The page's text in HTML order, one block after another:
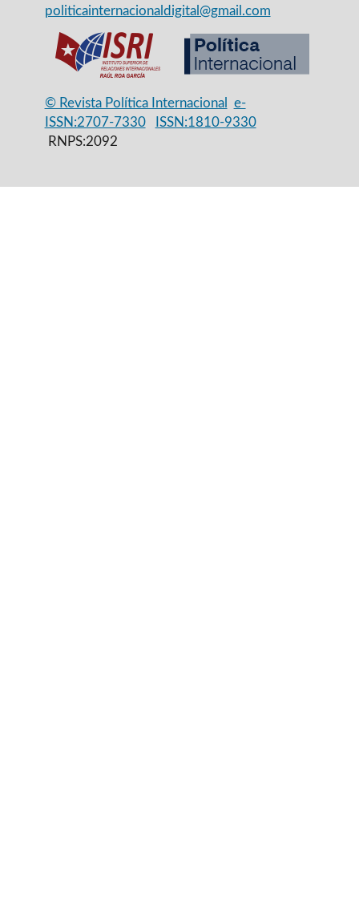
politicainternacionaldigital@gmail.com
© Revista Política Internacional
e-
ISSN:2707-7330
ISSN:1810-9330
RNPS:2092